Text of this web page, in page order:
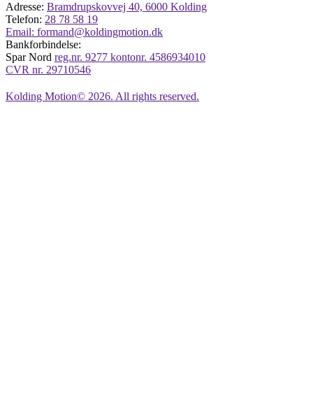
Adresse: Bramdrupskovvej 40, 6000 Kolding
Telefon: 28 78 58 19
Email: formand@koldingmotion.dk
Bankforbindelse:
Spar Nord reg.nr. 9277 kontonr. 4586934010
CVR nr. 29710546
Kolding Motion© 2026. All rights reserved.